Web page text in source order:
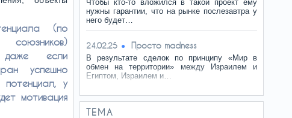
(по
союзников)
если
успешно
потенциал, у
мотивация
Чтобы кто-то вложился в такой проект ему
нужны гарантии, что на рынке послезавтра у
него будет…
24.02.25 Просто madness
В результате сделок по принципу «Мир в
обмен на территории» между Израилем и
Египтом, Израилем и…
ТЕМА